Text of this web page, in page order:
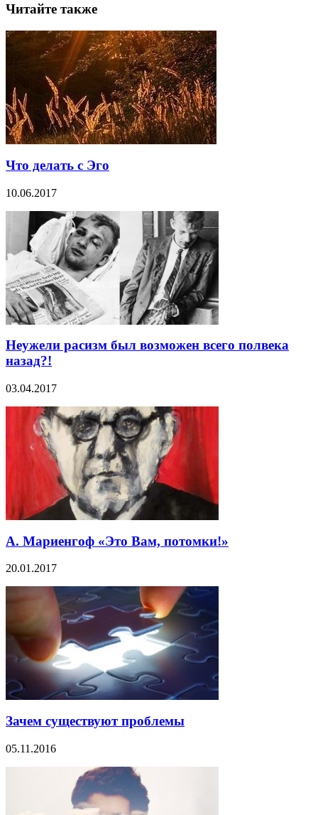
Читайте также
Что делать с Эго
10.06.2017
Неужели расизм был возможен всего полвека
назад?!
03.04.2017
А. Мариенгоф «Это Вам, потомки!»
20.01.2017
Зачем существуют проблемы
05.11.2016